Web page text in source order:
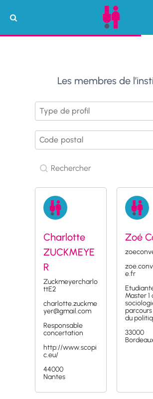
Les membres de
Membres > Type de profil
Sélectionnez le contenu
Sélectionnez le contenu
Membres > Code postal
Sélectionnez le contenu
Veuillez saisir 1 ou plusieurs caractères.
Sélectionnez le contenu
Rechercher
Rechercher
Charlotte
ZUCKMEYE
R
Zuckmeyercharlo
ttE2
charlotte.zuckme
yer@gmail.com
Responsable
concertation
http://www.scopi
c.eu/
44000
Nantes
Zoé
e.fr
Master 1
du
33000